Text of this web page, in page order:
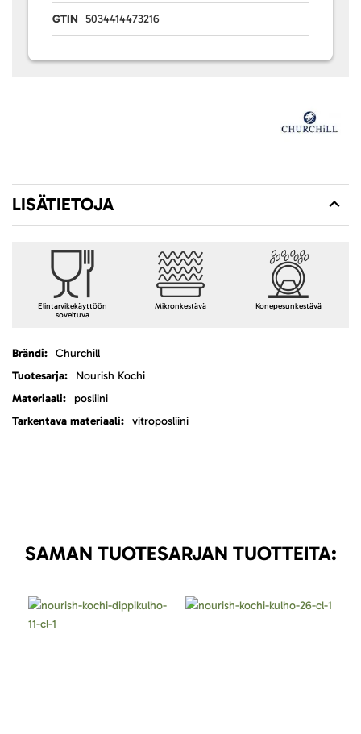
GTIN 5034414473216
LISÄTIETOJA
Elintarvikekäyttöön
soveltuva
Mikronkestävä Konepesunkestävä
LisätietojaChurchill
Nourish Kochi
posliini
vitroposliini
SAMAN TUOTESARJAN TUOTTEITA: